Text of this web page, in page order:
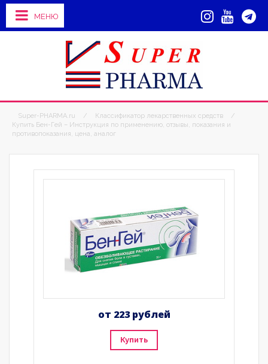
МЕНЮ
Super-PHARMA.ru / Классификатор лекарственных средств
/
Купить Бен-Гей – Инструкция по применению, отзывы, показания и
противопоказания, цена, аналог
от 223 рублей
Купить